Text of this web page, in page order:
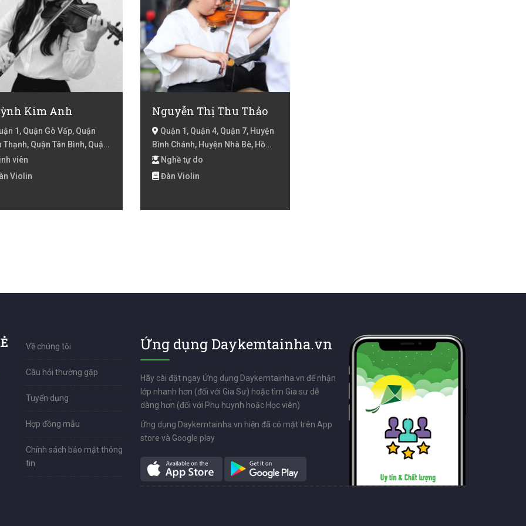
Kim Anh
1, Quận Gò Vấp, Quận
Thạnh, Quận Tân Bình, Quận
Quận 2, Quận 3, Quận
7, Hồ Chí Minh
viên
Violin
Nguyễn Thị Thu Thảo
Quận 1, Quận 4, Quận 7, Huyện
Bình Chánh, Huyện Nhà Bè, Hồ
Chí Minh
Nghề tự do
Đàn Violin
Về chúng tôi
Câu hỏi thường gặp
Tuyển dụng
Hợp đồng mẫu
Chính sách bảo mật thông
tin
Ứng dụng Daykemtainha.vn
Hãy cài đặt ngay Ứng dụng Daykemtainha.vn để nhận
lớp nhanh hơn (đối với Gia Sư) hoặc tìm Gia sư dễ
dàng hơn (đối với Phụ huynh hoặc Học viên)
Ứng dụng Daykemtainha.vn hiện đã có mặt trên App
store và Google play